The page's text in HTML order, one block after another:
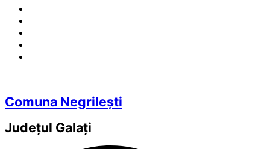
Comuna Negrilești
Județul Galați